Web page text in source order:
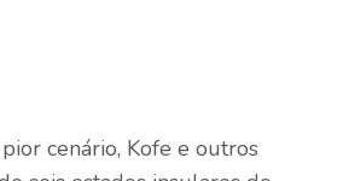
cenário, Kofe e outros